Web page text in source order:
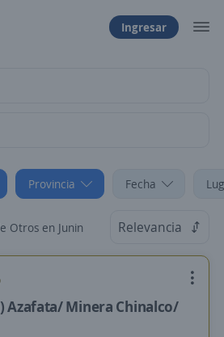
Ingresar
Provincia Fecha
Otros en Junin Relevancia
Azafata/ Minera Chinalco/